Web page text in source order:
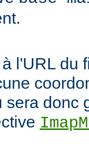
l'URL du
sera donc